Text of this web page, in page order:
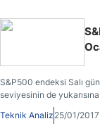
S&P500 endeksi Salı
seviyesinin de
yaşanacağının sinyalini
yönde belirgin bir kırılma
Teknik Analiz 25/01/